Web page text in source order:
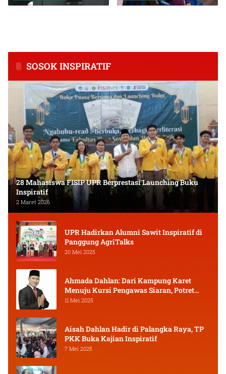
SOSOK INSPIRATIF
28 Mahasiswa FISIP UPR Berprestasi Launching Buku
Inspiratif
2 Maret 2026
UPR Hadirkan Alumni Sawit Inspiratif di
Panggung AgriTalks
20 Mei 2025
Ahmada Dahlan: Dari Kampung Karet
Menuju Kursi Pengawas Siaran, Potret
Pejuang Muda Kalimantan Tengah
11 Mei 2025
Aisah Dahlan Hadir di Palangka Raya, TP
PKK Buka Kajian Inspiratif
7 Mei 2025